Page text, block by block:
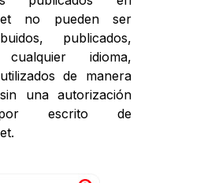
no pueden ser
publicados,
idioma,
de manera
una autorización
escrito de